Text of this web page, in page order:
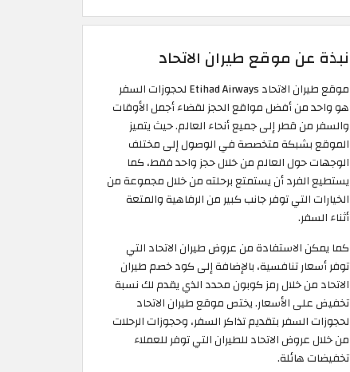
نبذة عن موقع طيران الاتحاد
موقع طيران الاتحاد Etihad Airways لحجوزات السفر
هو واحد من أفضل مواقع الحجز لقضاء أجمل الأوقات
والسفر من قطر إلى جميع أنحاء العالم. حيث يتميز
الموقع بشبكة متخصصة في الوصول إلى مختلف
الوجهات حول العالم من خلال حجز واحد فقط، كما
يستطيع الفرد أن يستمتع برحلته من خلال مجموعة من
الخيارات التي توفر جانب كبير من الرفاهية والمتعة
أثناء السفر.
كما يمكن الاستفادة من عروض طيران الاتحاد التي
توفر أسعار تنافسية، بالإضافة إلى كود خصم طيران
الاتحاد من خلال رمز كوبون محدد الذي يقدم لك نسبة
تخفيض على الأسعار. يختص موقع طيران الاتحاد
لحجوزات السفر بتقديم تذاكر السفر، وحجوزات الرحلات
من خلال عروض الاتحاد للطيران التي توفر للعملاء
تخفيضات هائلة.